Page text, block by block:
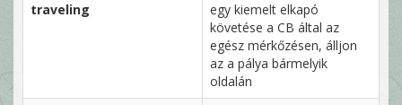
traveling
egy kiemelt elkapó
követése a CB által az
egész mérkőzésen, álljon
az a pálya bármelyik
oldalán